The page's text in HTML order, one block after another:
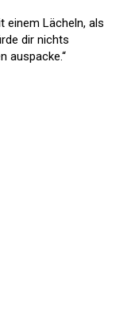
einem Lächeln, als
dir nichts
auspacke.“